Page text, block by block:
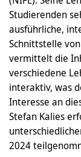
Studierenden
ausführliche,
Schnittstelle
vermittelt die
verschiedene
interaktiv, was
Interesse an
Stefan Kalies
2024